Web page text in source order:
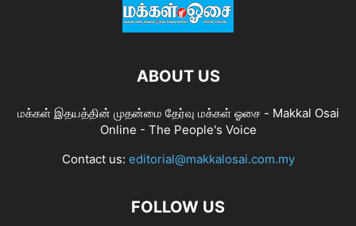
ABOUT US
மக்கள் இதயத்தின் முதன்மை தேர்வு மக்கள் ஓசை - Makkal Osai
Online - The People's Voice
Contact us: editorial@makkalosai.com.my
FOLLOW US